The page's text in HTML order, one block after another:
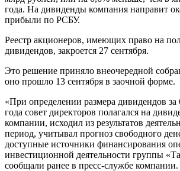
года. На дивиденды компания направит
прибыли по РСБУ.
Реестр акционеров, имеющих право на
дивидендов, закроется 27 сентября.
Это решение приняло внеочередной
оно прошло 13 сентября в заочной форме.
«При определении размера дивидендов за
года совет директоров полагался на
компании, исходил из результатов
период, учитывал прогноз свободного
доступные источники финансирования
инвестиционной деятельности группы
сообщали ранее в пресс-службе компании.